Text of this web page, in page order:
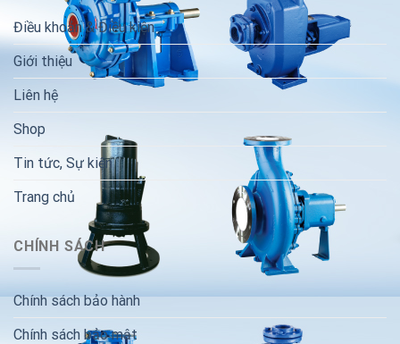
Điều khoản & Điều kiện
Giới thiệu
Liên hệ
Shop
Tin tức, Sự kiện
Trang chủ
CHÍNH SÁCH
Chính sách bảo hành
Chính sách bảo mật